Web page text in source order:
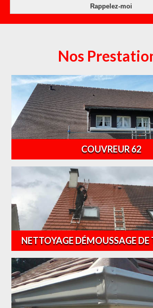
Nos
COUVREUR 62
NETTOYAGE DÉMOUSSAGE DE